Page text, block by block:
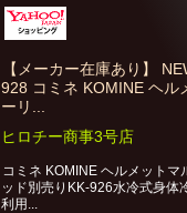
【メーカー在庫あり】
928 コミネ KOMINE ヘル
ーリ...
ヒロチー商事3号店
コミネ KOMINE ヘルメットマ
ッド別売りKK-926水冷式身体
利用...